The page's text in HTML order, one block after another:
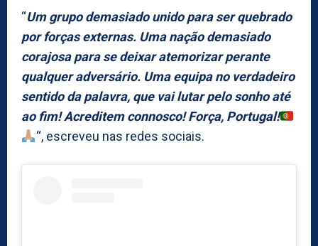
“Um grupo demasiado unido para ser quebrado
por forças externas. Uma nação demasiado
corajosa para se deixar atemorizar perante
qualquer adversário. Uma equipa no verdadeiro
sentido da palavra, que vai lutar pelo sonho até
ao fim! Acreditem connosco! Força, Portugal!
“, escreveu nas redes sociais.